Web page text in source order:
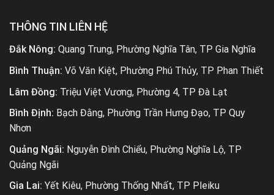
THÔNG TIN LIÊN HỆ
Đắk Nông: Quang Trung, Phường Nghĩa Tân, TP Gia Nghĩa
Bình Thuận: Võ Văn Kiệt, Phường Phú Thủy, TP Phan Thiết
Lâm Đồng: Triệu Việt Vương, Phường 4, TP Đà Lạt
Bình Định: Bạch Đằng, Phường Trần Hưng Đạo, TP Quy
Nhơn
Quảng Ngãi: Nguyễn Đình Chiểu, Phường Nghĩa Lộ, TP
Quảng Ngãi
Gia Lai: Yết Kiêu, Phường Thống Nhất, TP Pleiku